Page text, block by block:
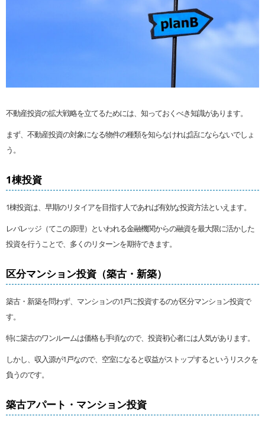
不動産投資の拡大戦略を立てるためには、知っておくべき知識があります。
まず、不動産投資の対象になる物件の種類を知らなければ話にならないでしょ
う。
1棟投資
1棟投資は、早期のリタイアを目指す人であれば有効な投資方法といえます。
レバレッジ（てこの原理）といわれる金融機関からの融資を最大限に活かした
投資を行うことで、多くのリターンを期待できます。
区分マンション投資（築古・新築）
築古・新築を問わず、マンションの1戸に投資するのが区分マンション投資で
す。
特に築古のワンルームは価格も手頃なので、投資初心者には人気があります。
しかし、収入源が1戸なので、空室になると収益がストップするというリスクを
負うのです。
築古アパート・マンション投資